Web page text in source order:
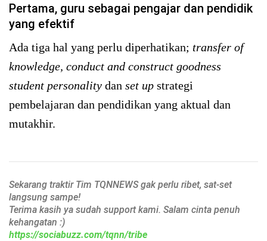
Pertama, guru sebagai pengajar dan pendidik
yang efektif
Ada tiga hal yang perlu diperhatikan; transfer of
knowledge, conduct and construct goodness
student personality dan set up strategi
pembelajaran dan pendidikan yang aktual dan
mutakhir.
Sekarang traktir Tim TQNNEWS gak perlu ribet, sat-set
langsung sampe!
Terima kasih ya sudah support kami. Salam cinta penuh
kehangatan :)
https://sociabuzz.com/tqnn/tribe